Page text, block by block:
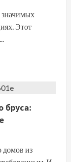
значимых
Этот
бруса:
домов из